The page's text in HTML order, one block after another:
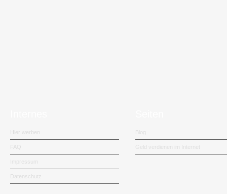
Hier werben
FAQ
Impressum
Datenschutz
Blog
Geld verdienen im Internet